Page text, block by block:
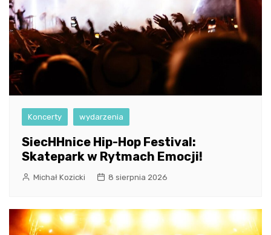
Koncerty wydarzenia
SiecHHnice Hip-Hop Festival:
Skatepark w Rytmach Emocji!
Michał Kozicki 8 sierpnia 2026